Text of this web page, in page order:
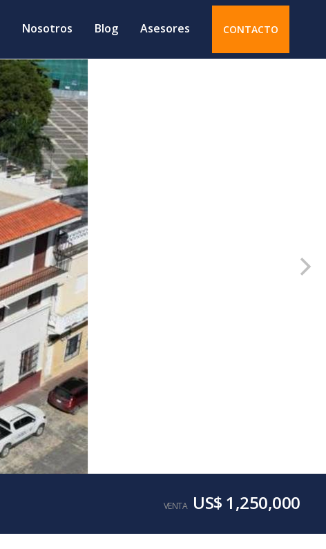
Nosotros Blog Asesores CONTACTO
VENTA US$ 1,250,000